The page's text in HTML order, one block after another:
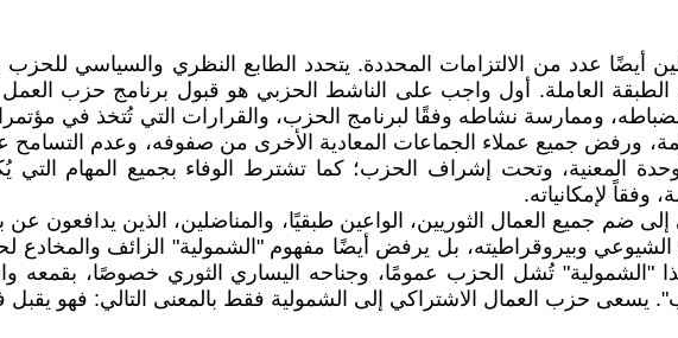
أيضًا عدد من الالتزامات المحددة. يتحدد الطابع النظري والسياسي للحزب
الطبقة العاملة. أول واجب على الناشط الحزبي هو قبول برنامج حزب العمل
وممارسة نشاطه وفقًا لبرنامج الحزب، والقرارات التي تُتخذ في
ورفض جميع عملاء الجماعات المعادية الأخرى من صفوفه، وعدم
المعنية، وتحت إشراف الحزب؛ كما تشترط الوفاء بجميع المهام
وفقاً لإمكانياته.
ضم جميع العمال الثوريين، الواعين طبقيًا، والمناضلين، الذين
وبيروقراطيته، بل يرفض أيضًا مفهوم "الشمولية" الزائف
"الشمولية" تُشل الحزب عمومًا، وجناحه اليساري الثوري خصوصًا، بقمعه
يسعى حزب العمال الاشتراكي إلى الشمولية فقط بالمعنى التالي: فهو